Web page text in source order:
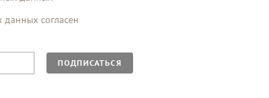
согласен
ПОДПИСАТЬСЯ